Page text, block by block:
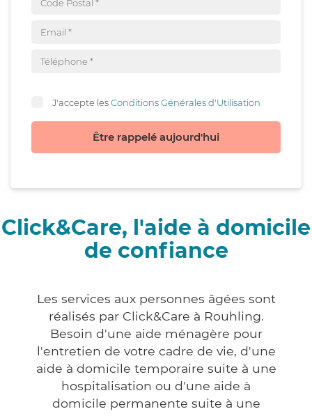
J'accepte lesConditions Générales d'Utilisation
Être rappelé aujourd'hui
Click&Care, l'aide à domicile
de confiance
Les services aux personnes âgées sont
réalisés par Click&Care à Rouhling.
Besoin d'une aide ménagère pour
l'entretien de votre cadre de vie, d'une
aide à domicile temporaire suite à une
hospitalisation ou d'une aide à
domicile permanente suite à une